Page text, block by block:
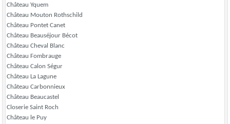
Château Yquem
Château Mouton Rothschild
Château Pontet Canet
Château Beauséjour Bécot
Château Cheval Blanc
Château Fombrauge
Château Calon Ségur
Château La Lagune
Château Carbonnieux
Château Beaucastel
Closerie Saint Roch
Château le Puy